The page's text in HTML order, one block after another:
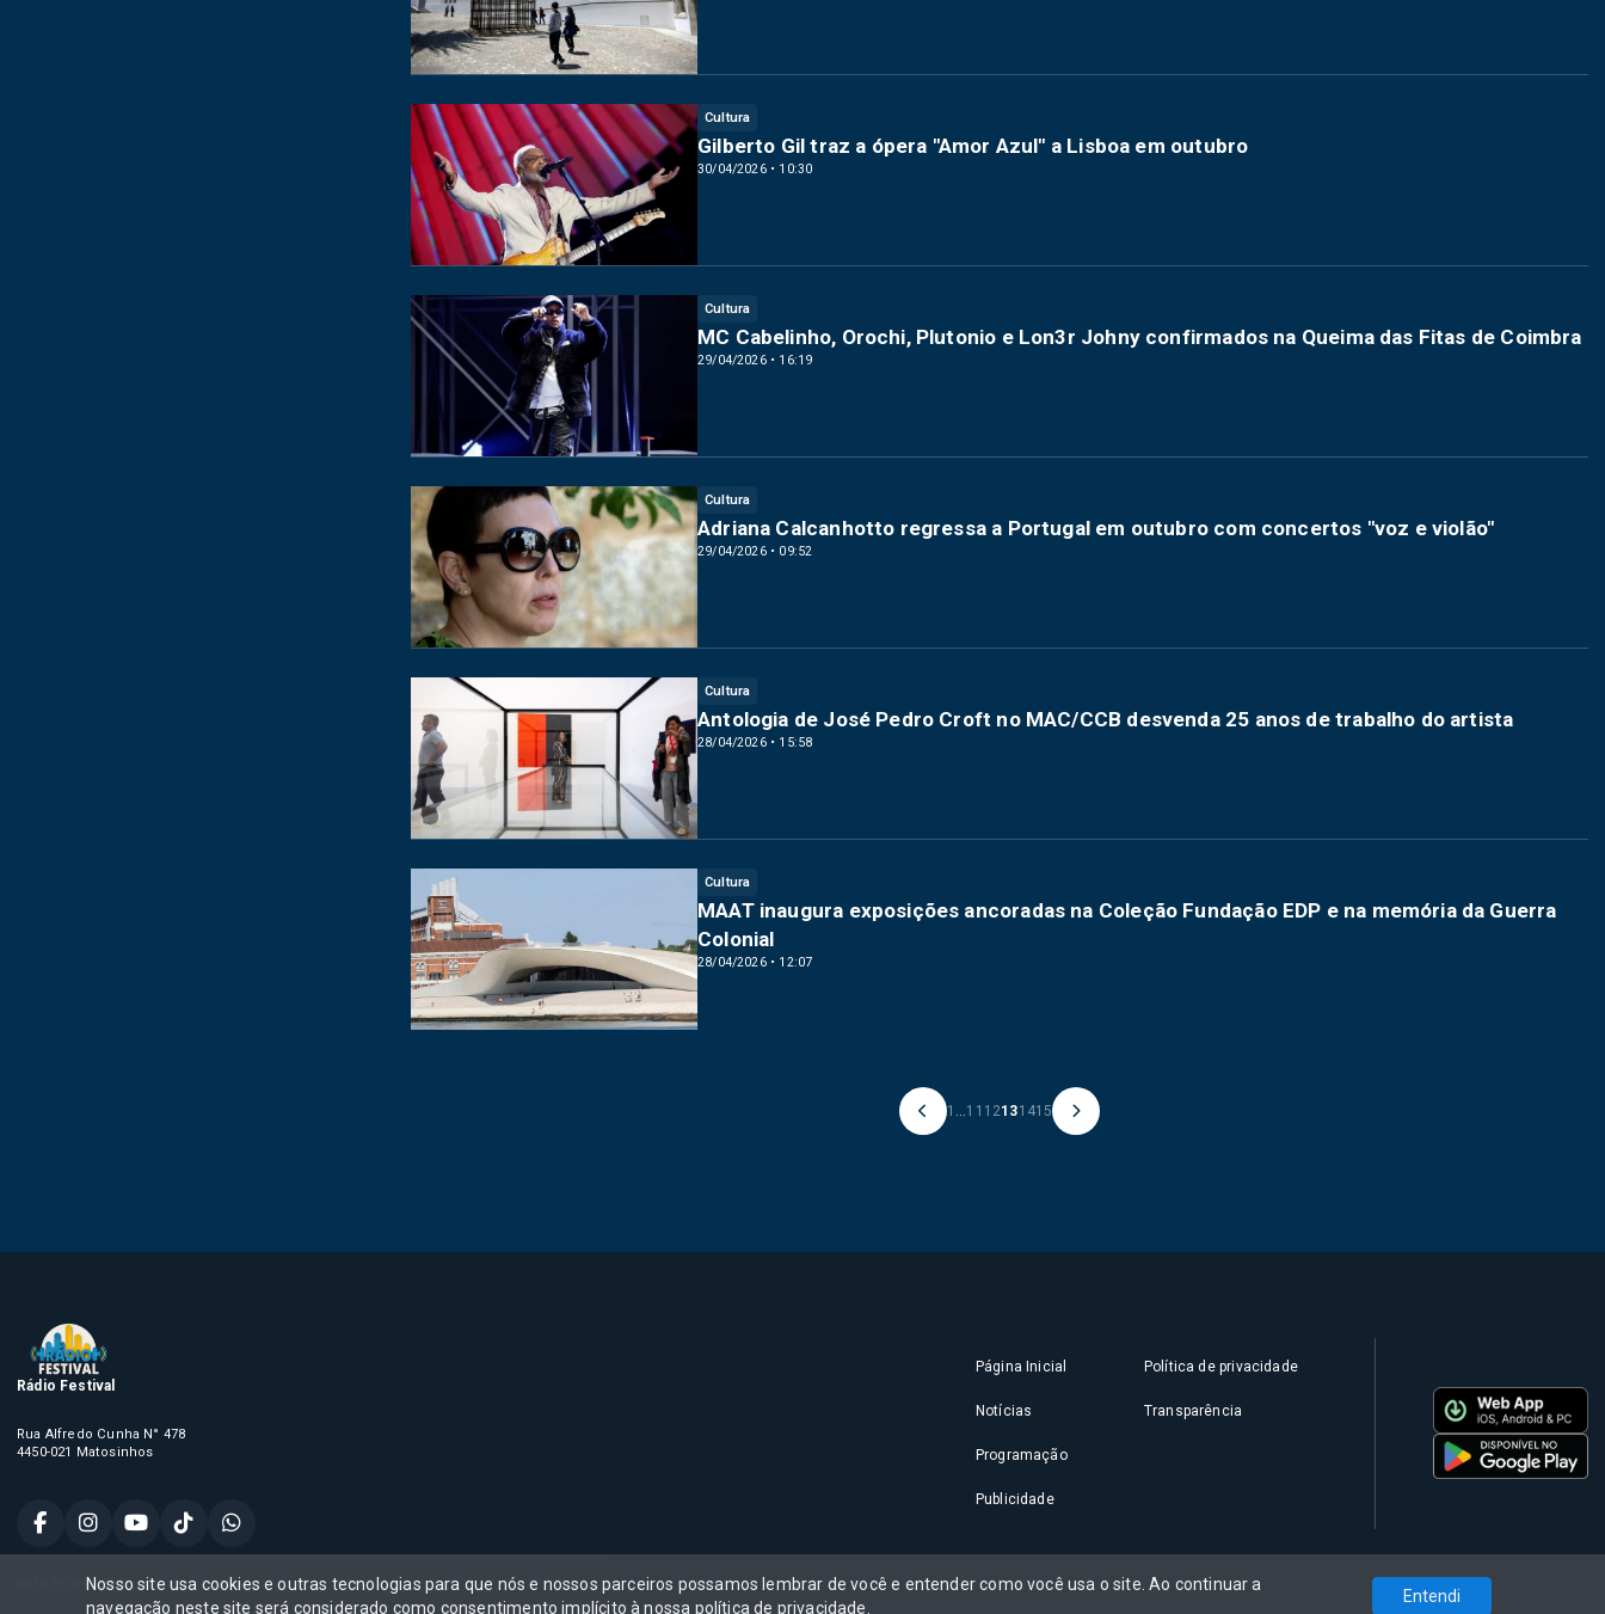
Cultura
30/04/2026 • 10:30
Gilberto Gil traz a ópera "Amor Azul" a Lisboa em outubro
Cultura
29/04/2026 • 16:19
MC Cabelinho, Orochi, Plutonio e Lon3r Johny confirmados na Queima das Fitas de Coimbra
Cultura
29/04/2026 • 09:52
Adriana Calcanhotto regressa a Portugal em outubro com concertos "voz e violão"
Cultura
28/04/2026 • 15:58
Antologia de José Pedro Croft no MAC/CCB desvenda 25 anos de trabalho do artista
Cultura
28/04/2026 • 12:07
MAAT inaugura exposições ancoradas na Coleção Fundação EDP e na memória da Guerra
Colonial
1 11 12131415
Rádio Festival
Rua Alfredo Cunha N° 478
4450-021 Matosinhos
Página Inicial
Notícias
Programação
Publicidade
Política de privacidade
Transparência
Rádio Festival, Todos os direitos reservados,
Nosso site usa cookies e outras tecnologias para que nós e nossos parceiros possamos lembrar de você e entender como você usa o site. Ao continuar a
navegação neste site será considerado como consentimento implícito à nossa política de privacidade
Entendi